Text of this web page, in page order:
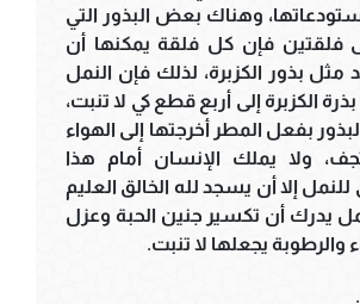
وهناك بعض البذور التي
فلقتين فإن كل فلقة يمكنها أن
بذور الكزبرة، لذلك فإن النمل
الكزبرة إلى أربع قطع كي لا تنبت،
بفعل المطر أخرجتها إلى الهواء
ولا يملك الإنسان أمام هذا
إلا أن يسجد لله الخالق العليم
يدرك أن تكسير جنين الحبة وعزل
والرطوبة يجعلها لا تنبت.